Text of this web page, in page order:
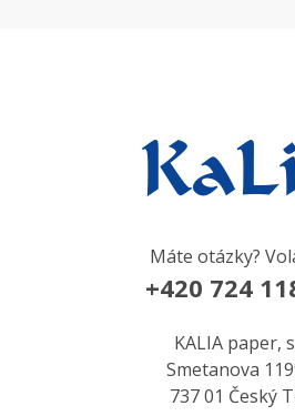
Máte otázky?
+420 724
KALIA paper,
Smetanova
737 01 Český